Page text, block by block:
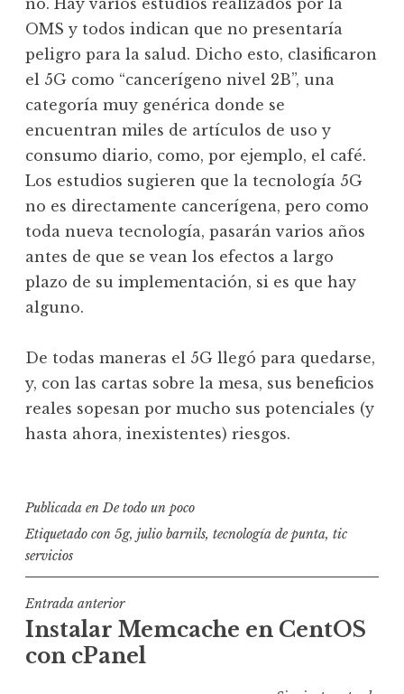
OMS y todos indican que no presentaría
peligro para la salud. Dicho esto, clasificaron
el 5G como “cancerígeno nivel 2B”, una
categoría muy genérica donde se
encuentran miles de artículos de uso y
consumo diario, como, por ejemplo, el café.
Los estudios sugieren que la tecnología 5G
no es directamente cancerígena, pero como
toda nueva tecnología, pasarán varios años
antes de que se vean los efectos a largo
plazo de su implementación, si es que hay
alguno.
De todas maneras el 5G llegó para quedarse,
y, con las cartas sobre la mesa, sus beneficios
reales sopesan por mucho sus potenciales (y
hasta ahora, inexistentes) riesgos.
Publicada enDe todo un poco
Etiquetado con 5g, julio barnils, tecnología de punta, tic
servicios
Navegación
de
entradas
Entrada anterior
Instalar Memcache en CentOS
con cPanel